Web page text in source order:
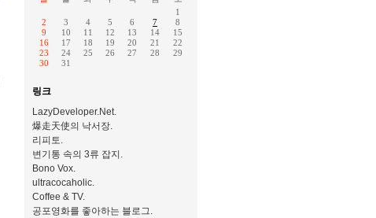
1
2
3 4 5 6 7
8
9
10 11 12 13 14
15
16
17 18 19 20 21
22
23
24 25 26 27 28
29
30
31
링크
LazyDeveloper.Net.
爆走天使의 낙서장.
리피토.
변기통 속의 3류 잡지.
Bono Vox.
ultracocaholic.
Coffee & TV.
공포영화를 좋아하는 블로그.